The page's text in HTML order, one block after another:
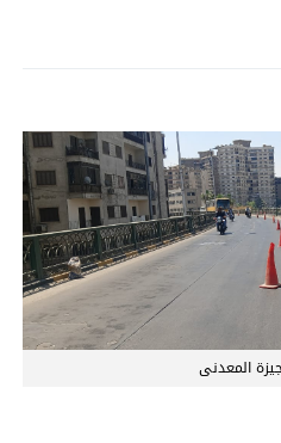
المعدنى